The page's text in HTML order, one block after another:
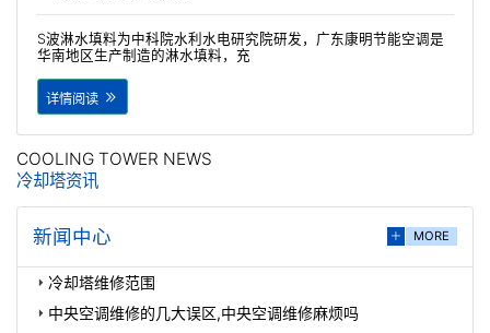
S波淋水填料为中科院水利水电研究院研发，广东康明节能空调是
华南地区生产制造的淋水填料，充
详情阅读
COOLING TOWER NEWS
冷却塔资讯
新闻中心 MORE
冷却塔维修范围
中央空调维修的几大误区,中央空调维修麻烦吗